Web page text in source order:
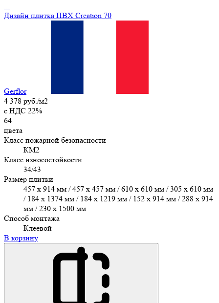
...
Дизайн плитка ПВХ Creation 70
Gerflor
4 378 руб./м2
c НДС 22%
64
цвета
Класс пожарной безопасности
КМ2
Класс износостойкости
34/43
Размер плитки
457 х 914 мм / 457 x 457 мм / 610 x 610 мм / 305 х 610 мм
/ 184 x 1374 мм / 184 x 1219 мм / 152 x 914 мм / 288 x 914
мм / 230 x 1500 мм
Способ монтажа
Клеевой
В корзину